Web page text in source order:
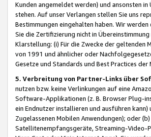
Kunden angemeldet werden) und ansonsten
stehen. Auf unser Verlangen stellen Sie uns
Bestimmungen eingehalten haben. Wir
Sie die Zertifizierung nicht in
Klarstellung: (i) Für die Zwecke der geltenden
von 1991 und ähnlicher oder
Gesetze und Standards und Best Practices
5. Verbreitung von Partner-Links über
nutzen bzw. keine Verlinkungen auf eine
Software-Applikationen (z. B. Browser Plug-
ein Endnutzer installieren und ausführen
Zugelassenen Mobilen Anwendungen); oder
Satellitenempfangsgeräte, Streaming-Video-